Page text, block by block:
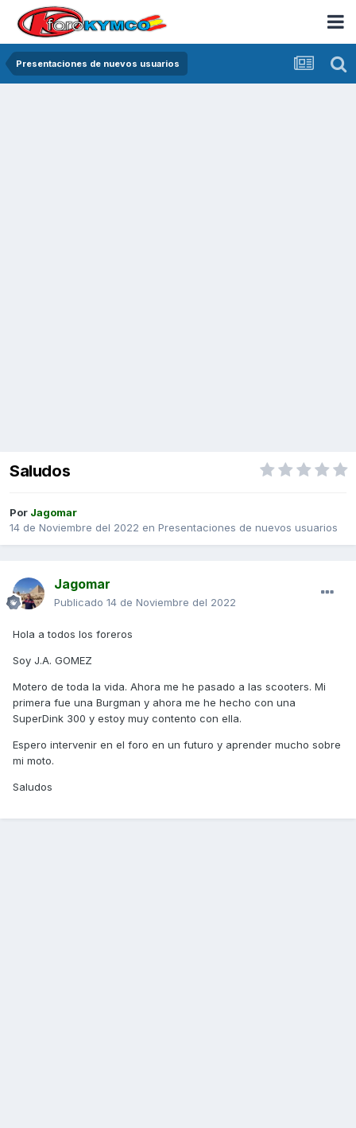
Presentaciones de nuevos usuarios
Saludos
Por Jagomar
14 de Noviembre del 2022 en Presentaciones de nuevos usuarios
Jagomar
Publicado 14 de Noviembre del 2022
Hola a todos los foreros
Soy J.A. GOMEZ
Motero de toda la vida. Ahora me he pasado a las scooters. Mi
primera fue una Burgman y ahora me he hecho con una
SuperDink 300 y estoy muy contento con ella.
Espero intervenir en el foro en un futuro y aprender mucho sobre
mi moto.
Saludos